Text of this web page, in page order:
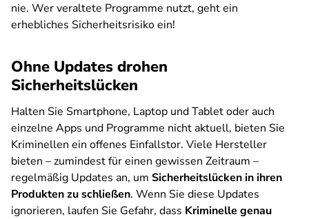
nie. Wer veraltete Programme nutzt, geht ein
erhebliches Sicherheitsrisiko ein!
Ohne Updates drohen
Sicherheitslücken
Halten Sie Smartphone, Laptop und Tablet oder auch
einzelne Apps und Programme nicht aktuell, bieten Sie
Kriminellen ein offenes Einfallstor. Viele Hersteller
bieten – zumindest für einen gewissen Zeitraum –
regelmäßig Updates an, um Sicherheitslücken in ihren
Produkten zu schließen. Wenn Sie diese Updates
ignorieren, laufen Sie Gefahr, dass Kriminelle genau